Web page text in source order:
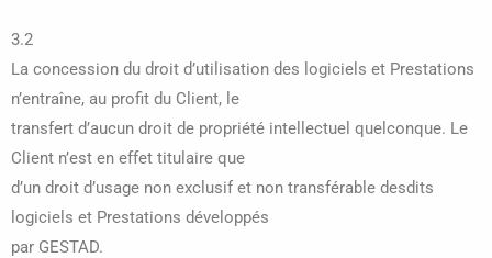
3.2
La concession du droit d’utilisation des logiciels et Prestations
n’entraîne, au profit du Client, le
transfert d’aucun droit de propriété intellectuel quelconque. Le
Client n’est en effet titulaire que
d’un droit d’usage non exclusif et non transférable desdits
logiciels et Prestations développés
par GESTAD.